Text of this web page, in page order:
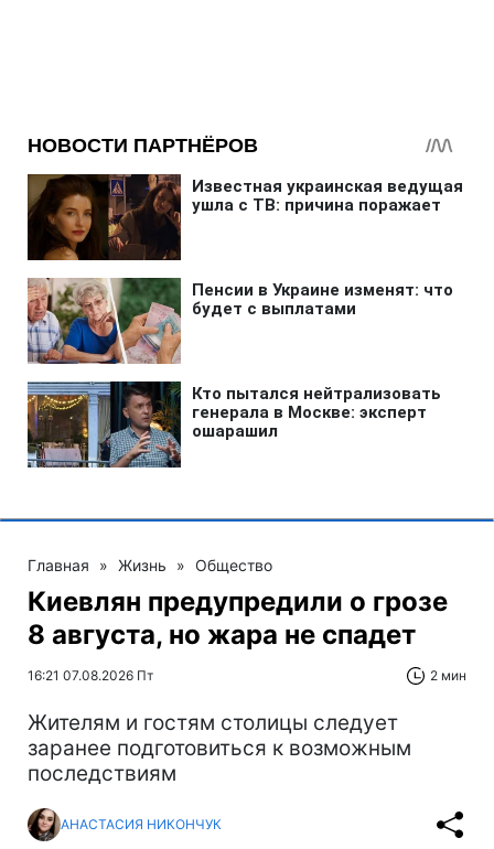
Главная » Жизнь » Общество
Киевлян предупредили о грозе
8 августа, но жара не спадет
16:21 07.08.2026 Пт 2 мин
Жителям и гостям столицы следует
заранее подготовиться к возможным
последствиям
АНАСТАСИЯ НИКОНЧУК